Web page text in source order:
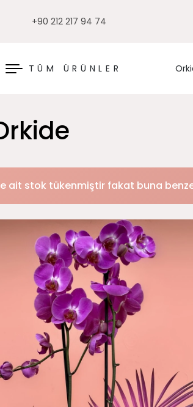
+90 212 217 94 74
TÜM ÜRÜNLER
ait stok tükenmiştir fakat buna